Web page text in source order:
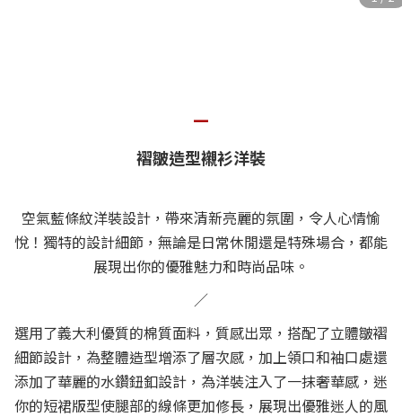
—
褶皺造型襯衫洋裝
空氣藍條紋洋裝設計，帶來清新亮麗的氛圍，令人心情愉
悅！獨特的設計細節，無論是日常休閒還是特殊場合，都能
展現出你的優雅魅力和時尚品味。
／
選用了義大利優質的棉質面料，質感出眾，搭配了立體皺褶
細節設計，為整體造型增添了層次感，加上領口和袖口處還
添加了華麗的水鑽鈕釦設計，為洋裝注入了一抹奢華感，迷
你的短裙版型使腿部的線條更加修長，展現出優雅迷人的風